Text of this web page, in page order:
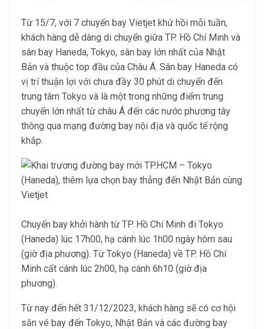
Từ 15/7, với 7 chuyến bay Vietjet khứ hồi mỗi tuần,
khách hàng dễ dàng di chuyển giữa TP. Hồ Chí Minh và
sân bay Haneda, Tokyo, sân bay lớn nhất của Nhật
Bản và thuộc top đầu của Châu Á. Sân bay Haneda có
vị trí thuận lợi với chưa đầy 30 phút di chuyển đến
trung tâm Tokyo và là một trong những điểm trung
chuyển lớn nhất từ châu Á đến các nước phương tây
thông qua mạng đường bay nội địa và quốc tế rộng
khắp.
Chuyến bay khởi hành từ TP. Hồ Chí Minh đi Tokyo
(Haneda) lúc 17h00, hạ cánh lúc 1h00 ngày hôm sau
(giờ địa phương). Từ Tokyo (Haneda) về TP. Hồ Chí
Minh cất cánh lúc 2h00, hạ cánh 6h10 (giờ địa
phương).
Từ nay đến hết 31/12/2023, khách hàng sẽ có cơ hội
săn vé bay đến Tokyo, Nhật Bản và các đường bay